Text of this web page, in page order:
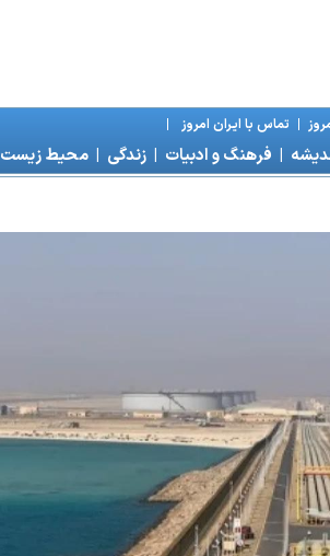
| تماس با ايران امروز |
| فرهنگ و ادبيات | زندگی | محیط زیست